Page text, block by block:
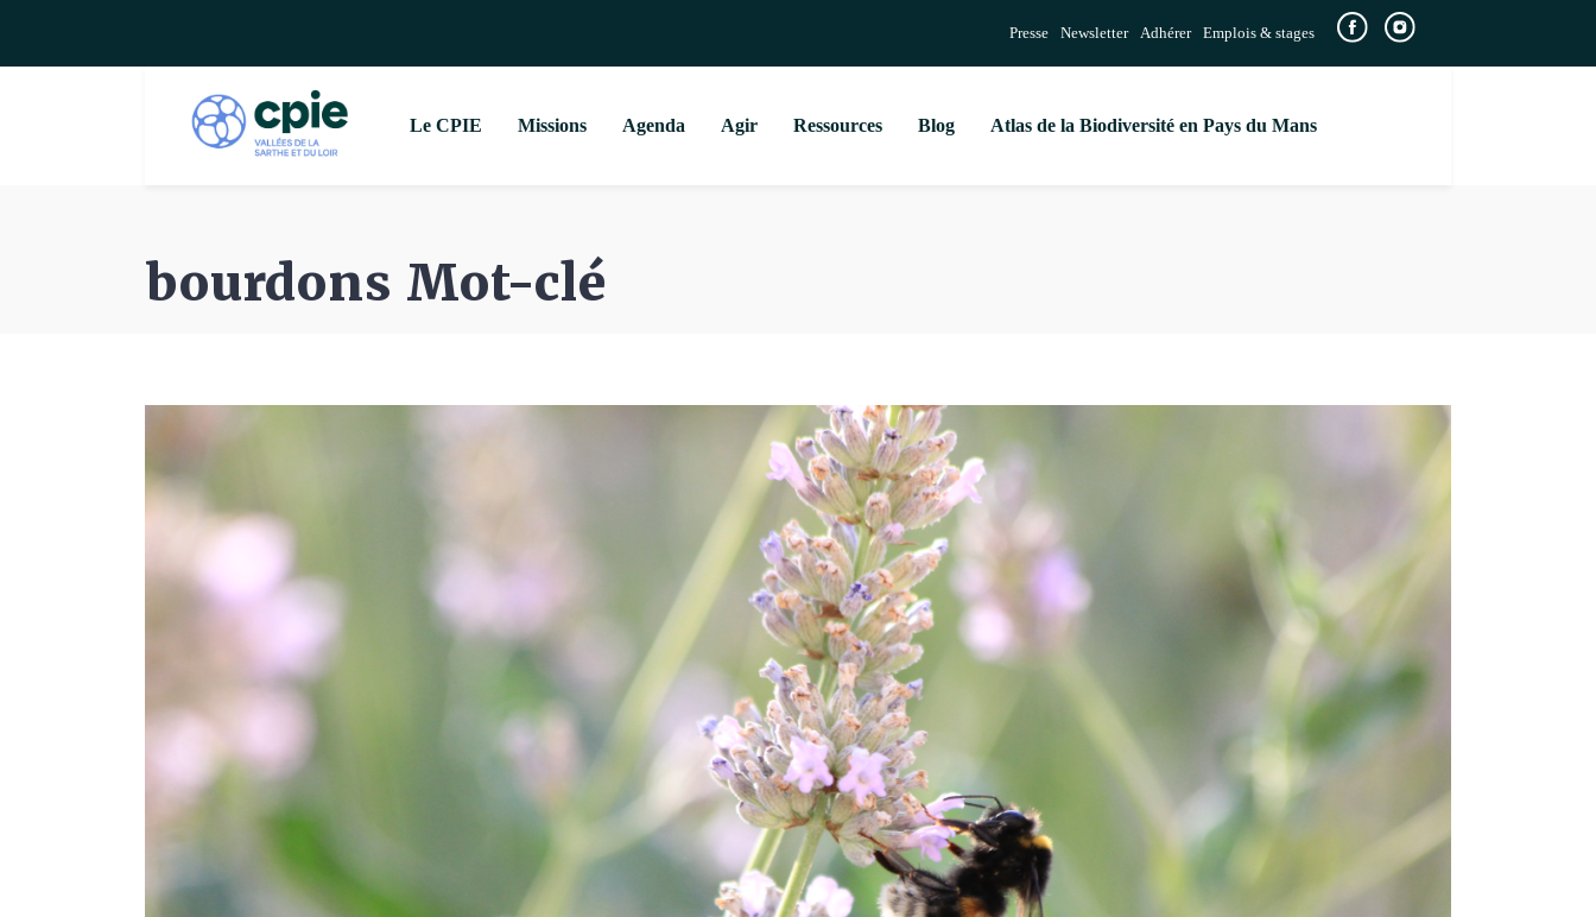
Presse Newsletter Adhérer Emplois & stages
Le CPIE Missions Agenda Agir Ressources Blog Atlas de la Biodiversité en Pays du Mans
bourdons Mot-clé